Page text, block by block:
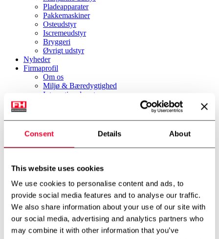
Consent Details About
This website uses cookies
We use cookies to personalise content and ads, to
provide social media features and to analyse our traffic.
We also share information about your use of our site with
our social media, advertising and analytics partners who
may combine it with other information that you’ve
Pladeapparater
Pakkemaskiner
Osteudstyr
Iscremeudstyr
Bryggeri
Øvrigt udstyr
Nyheder
Firmaprofil
Om os
Miljø & Bæredygtighed
International partner
Downloads
Job
Job
Kontakt
FH Scandinox Norge
Forside
200 liter rustfri tank
Tilbage til oversigt
200 liter rustfri tank